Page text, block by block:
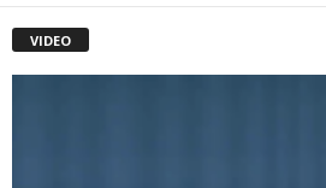
VIDEO